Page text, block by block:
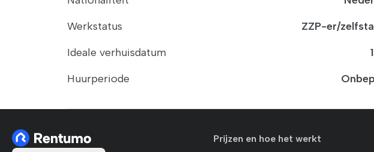
Werkstatus
ZZP-er/
Ideale verhuisdatum
Huurperiode
Prijzen en hoe het werkt